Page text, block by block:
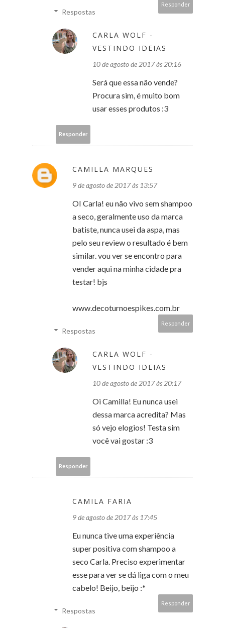
Responder
Respostas
CARLA WOLF -
VESTINDO IDEIAS
10 de agosto de 2017 às 20:16
Será que essa não vende?
Procura sim, é muito bom
usar esses produtos :3
Responder
CAMILLA MARQUES
9 de agosto de 2017 às 13:57
OI Carla! eu não vivo sem shampoo
a seco, geralmente uso da marca
batiste, nunca usei da aspa, mas
pelo seu review o resultado é bem
similar. vou ver se encontro para
vender aqui na minha cidade pra
testar! bjs
www.decoturnoespikes.com.br
Responder
Respostas
CARLA WOLF -
VESTINDO IDEIAS
10 de agosto de 2017 às 20:17
Oi Camilla! Eu nunca usei
dessa marca acredita? Mas
só vejo elogios! Testa sim
você vai gostar :3
Responder
CAMILA FARIA
9 de agosto de 2017 às 17:45
Eu nunca tive uma experiência
super positiva com shampoo a
seco Carla. Preciso experimentar
esse para ver se dá liga com o meu
cabelo! Beijo, beijo :*
Responder
Respostas